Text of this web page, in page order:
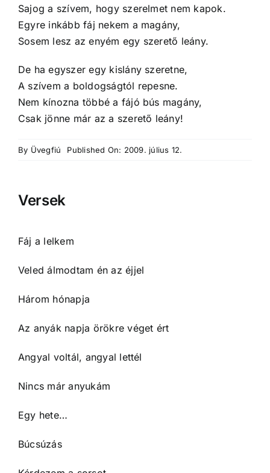
Sajog a szívem, hogy szerelmet nem kapok.
Egyre inkább fáj nekem a magány,
Sosem lesz az enyém egy szerető leány.
De ha egyszer egy kislány szeretne,
A szívem a boldogságtól repesne.
Nem kínozna többé a fájó bús magány,
Csak jönne már az a szerető leány!
By Üvegfiú Published On: 2009. július 12.
Versek
Fáj a lelkem
Veled álmodtam én az éjjel
Három hónapja
Az anyák napja örökre véget ért
Angyal voltál, angyal lettél
Nincs már anyukám
Egy hete…
Búcsúzás